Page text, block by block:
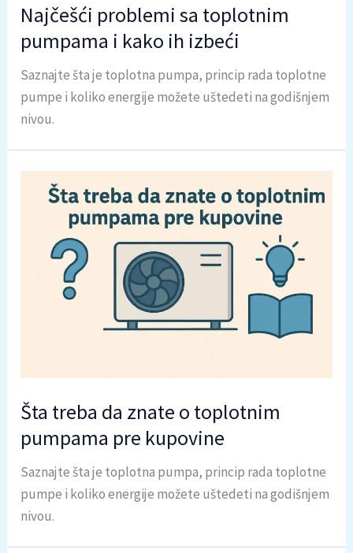
Najčešći problemi sa toplotnim
pumpama i kako ih izbeći
Saznajte šta je toplotna pumpa, princip rada toplotne
pumpe i koliko energije možete uštedeti na godišnjem
nivou.
Šta treba da znate o toplotnim
pumpama pre kupovine
Saznajte šta je toplotna pumpa, princip rada toplotne
pumpe i koliko energije možete uštedeti na godišnjem
nivou.